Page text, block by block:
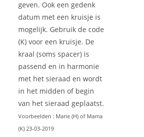
geven. Ook een gedenk
datum met een kruisje is
mogelijk. Gebruik de code
(K) voor een kruisje. De
kraal (soms spacer) is
passend en in harmonie
met het sieraad en wordt
in het midden of begin
van het sieraad geplaatst.
Voorbeelden : Marie (H) of Mama
(K) 23-03-2019